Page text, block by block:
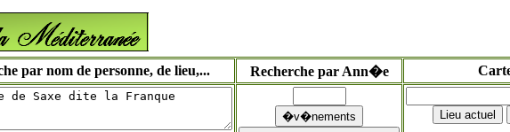
par nom de personne, de lieu,... Recherche par Ann�e